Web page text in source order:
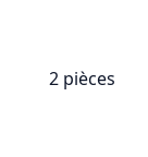
2 pièces